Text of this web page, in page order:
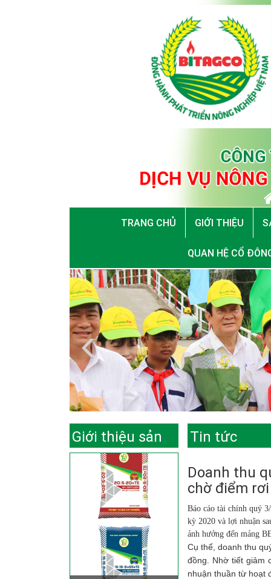
TRANG CHỦ GIỚI THIỆU
QUAN HỆ CỔ
Giới thiệu sản
phẩm
Tin tức
Doanh thu
chờ điểm
Báo cáo tài chính quý
kỳ 2020 và lợi nhuận
ảnh hưởng đến mảng
Cụ thể, doanh thu
đồng. Nhờ tiết giảm
nhuận thuần từ hoạt